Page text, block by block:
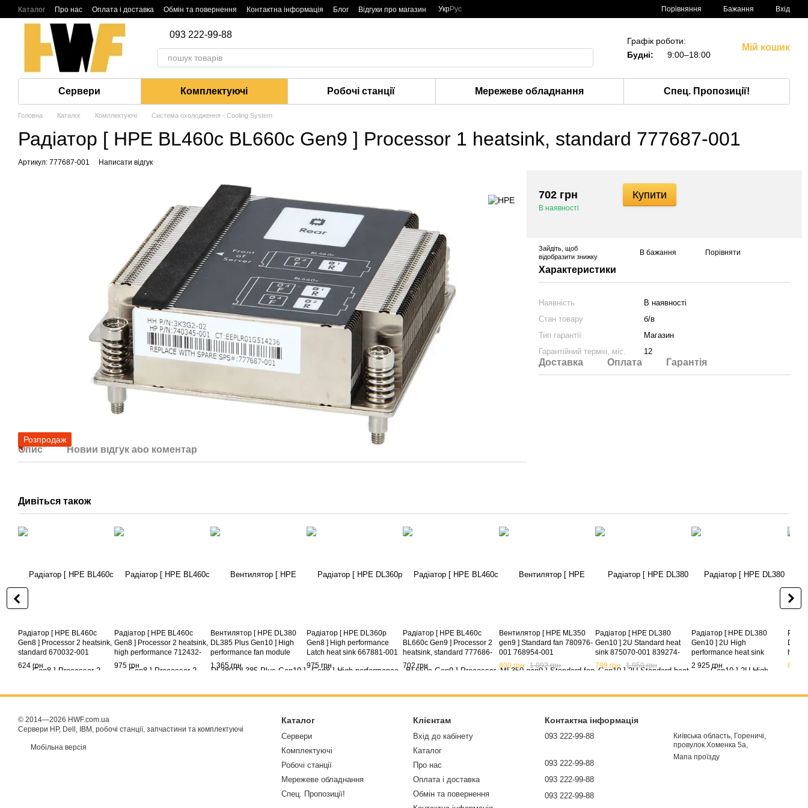
Перейти до основного контенту
Каталог Про нас Оплата і доставка Обмін та повернення Контактна інформація Блог Відгуки про магазин УкрРус Порівняння Бажання Вхід
093 222-99-88
Графік роботи:
Будні:
9:00–18:00
Мій кошик
Сервери Комплектуючі Робочі станції Мережеве обладнання Спец. Пропозиції!
Головна Каталог Комплектуючі Система охолодження - Cooling System
Радіатор [ HPE BL460c BL660c Gen9 ] Processor 1 heatsink, standard 777687-001
Артикул: 777687-001 Написати відгук
Розпродаж
Опис Новий відгук або коментар
702 грн
В наявності
Купити
Зайдіть , щоб
відобразити знижку
В бажання Порівняти
Характеристики
Наявність
В наявності
Стан товару
б/в
Тип гарантії
Магазин
Гарантійний термін, міс.
12
Доставка Оплата Гарантія
Дивіться також
Радіатор [ HPE BL460c
Gen8 ] Processor 2 heatsink,
standard 670032-001
665003-001
624 грн
Радіатор [ HPE BL460c
Gen8 ] Processor 2 heatsink,
high performance 712432-
001
975 грн
Вентилятор [ HPE DL380
DL385 Plus Gen10 ] High
performance fan module
875076-001
1 365 грн
Радіатор [ HPE DL360p
Gen8 ] High performance
Latch heat sink 667881-001
975 грн
Радіатор [ HPE BL460c
BL660c Gen9 ] Processor 2
heatsink, standard 777686-
001
702 грн
Вентилятор [ HPE ML350
gen9 ] Standard fan 780976-
001 768954-001
800 грн
1 092 грн
Радіатор [ HPE DL380
Gen10 ] 2U Standard heat
sink 875070-001 839274-
001 873592-001 P03778-
001
799 грн 1 950 грн
Радіатор [ HPE DL380
Gen10 ] 2U High
performance heat sink
875071-001
2 925 грн
heat
899
© 2014—2026 HWF.com.ua
Сервери HP, Dell, IBM, робочі станції, запчастини та комплектуючі
Мобільна версія
Каталог
Сервери
Комплектуючі
Робочі станції
Мережеве обладнання
Спец. Пропозиції!
Клієнтам
Вхід до кабінету
Каталог
Про нас
Оплата і доставка
Обмін та повернення
Контактна інформація
093 222-99-88
093 222-99-88
093 222-99-88
093 222-99-88
Київська область, Гореничі,
провулок Хоменка 5а,
Мапа проїзду